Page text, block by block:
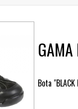
Bota "BLACK